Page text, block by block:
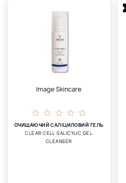
Image Skincare
ОЧИЩАЮЧИЙ САЛІЦИЛОВИЙ ГЕЛЬ
CLEAR CELL SALICYLIC GEL
CLEANSER